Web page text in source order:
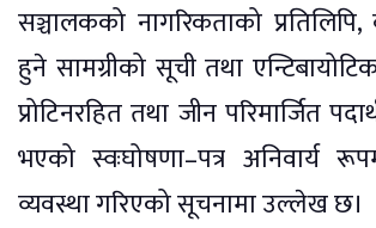
सञ्चालकको नागरिकताको प्रतिलिपि,
हुने सामग्रीको सूची तथा
प्रोटिनरहित तथा जीन परिमार्जित
भएको स्वःघोषणा–पत्र अनिवार्य
व्यवस्था गरिएको सूचनामा उल्लेख छ।